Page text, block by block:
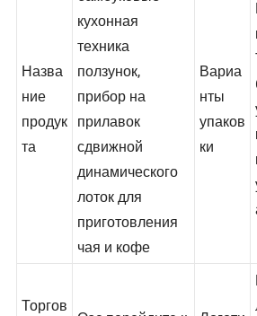
Назва
ние
продук
бамбуковые
кухонная
техника
ползунок,
прибор на
прилавок
сдвижной
динамического
лоток для
приготовления
чая и кофе
Вариа
нты
упаков